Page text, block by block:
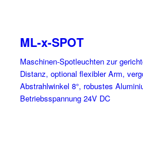
ML-x-SPOT
Maschinen-Spotleuchten zur
Distanz, optional flexibler Arm,
Abstrahlwinkel 8°, robustes
Betriebsspannung 24V DC